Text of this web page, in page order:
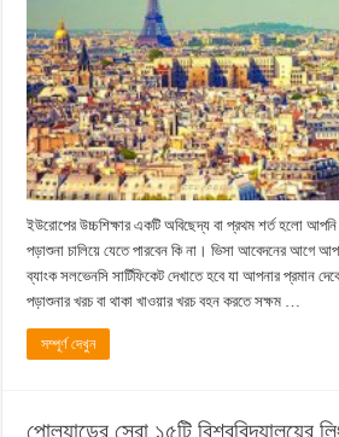
ইউরোপের উচ্চশিক্ষার একটি অবিছেদ্য বা প্রথম শর্ত হলো
পড়াশুনা চালিয়ে যেতে পারবেন কি না। ভিসা আবেদনের আগে
ব্যাংক সলভেনসি সার্টিফিকেট দেখাতে হবে যা আপনার প্রমান
পড়াশুনার খরচ বা থাকা খাওয়ার খরচ বহন করতে সক্ষম …
সম্পূর্ণ দেখুন
পোল্যান্ডের সেরা ১৫টি বিশ্ববিদ্যালয়ের